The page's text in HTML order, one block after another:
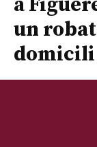
un
domicili